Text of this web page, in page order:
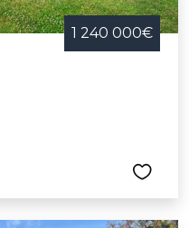
1 240 000€